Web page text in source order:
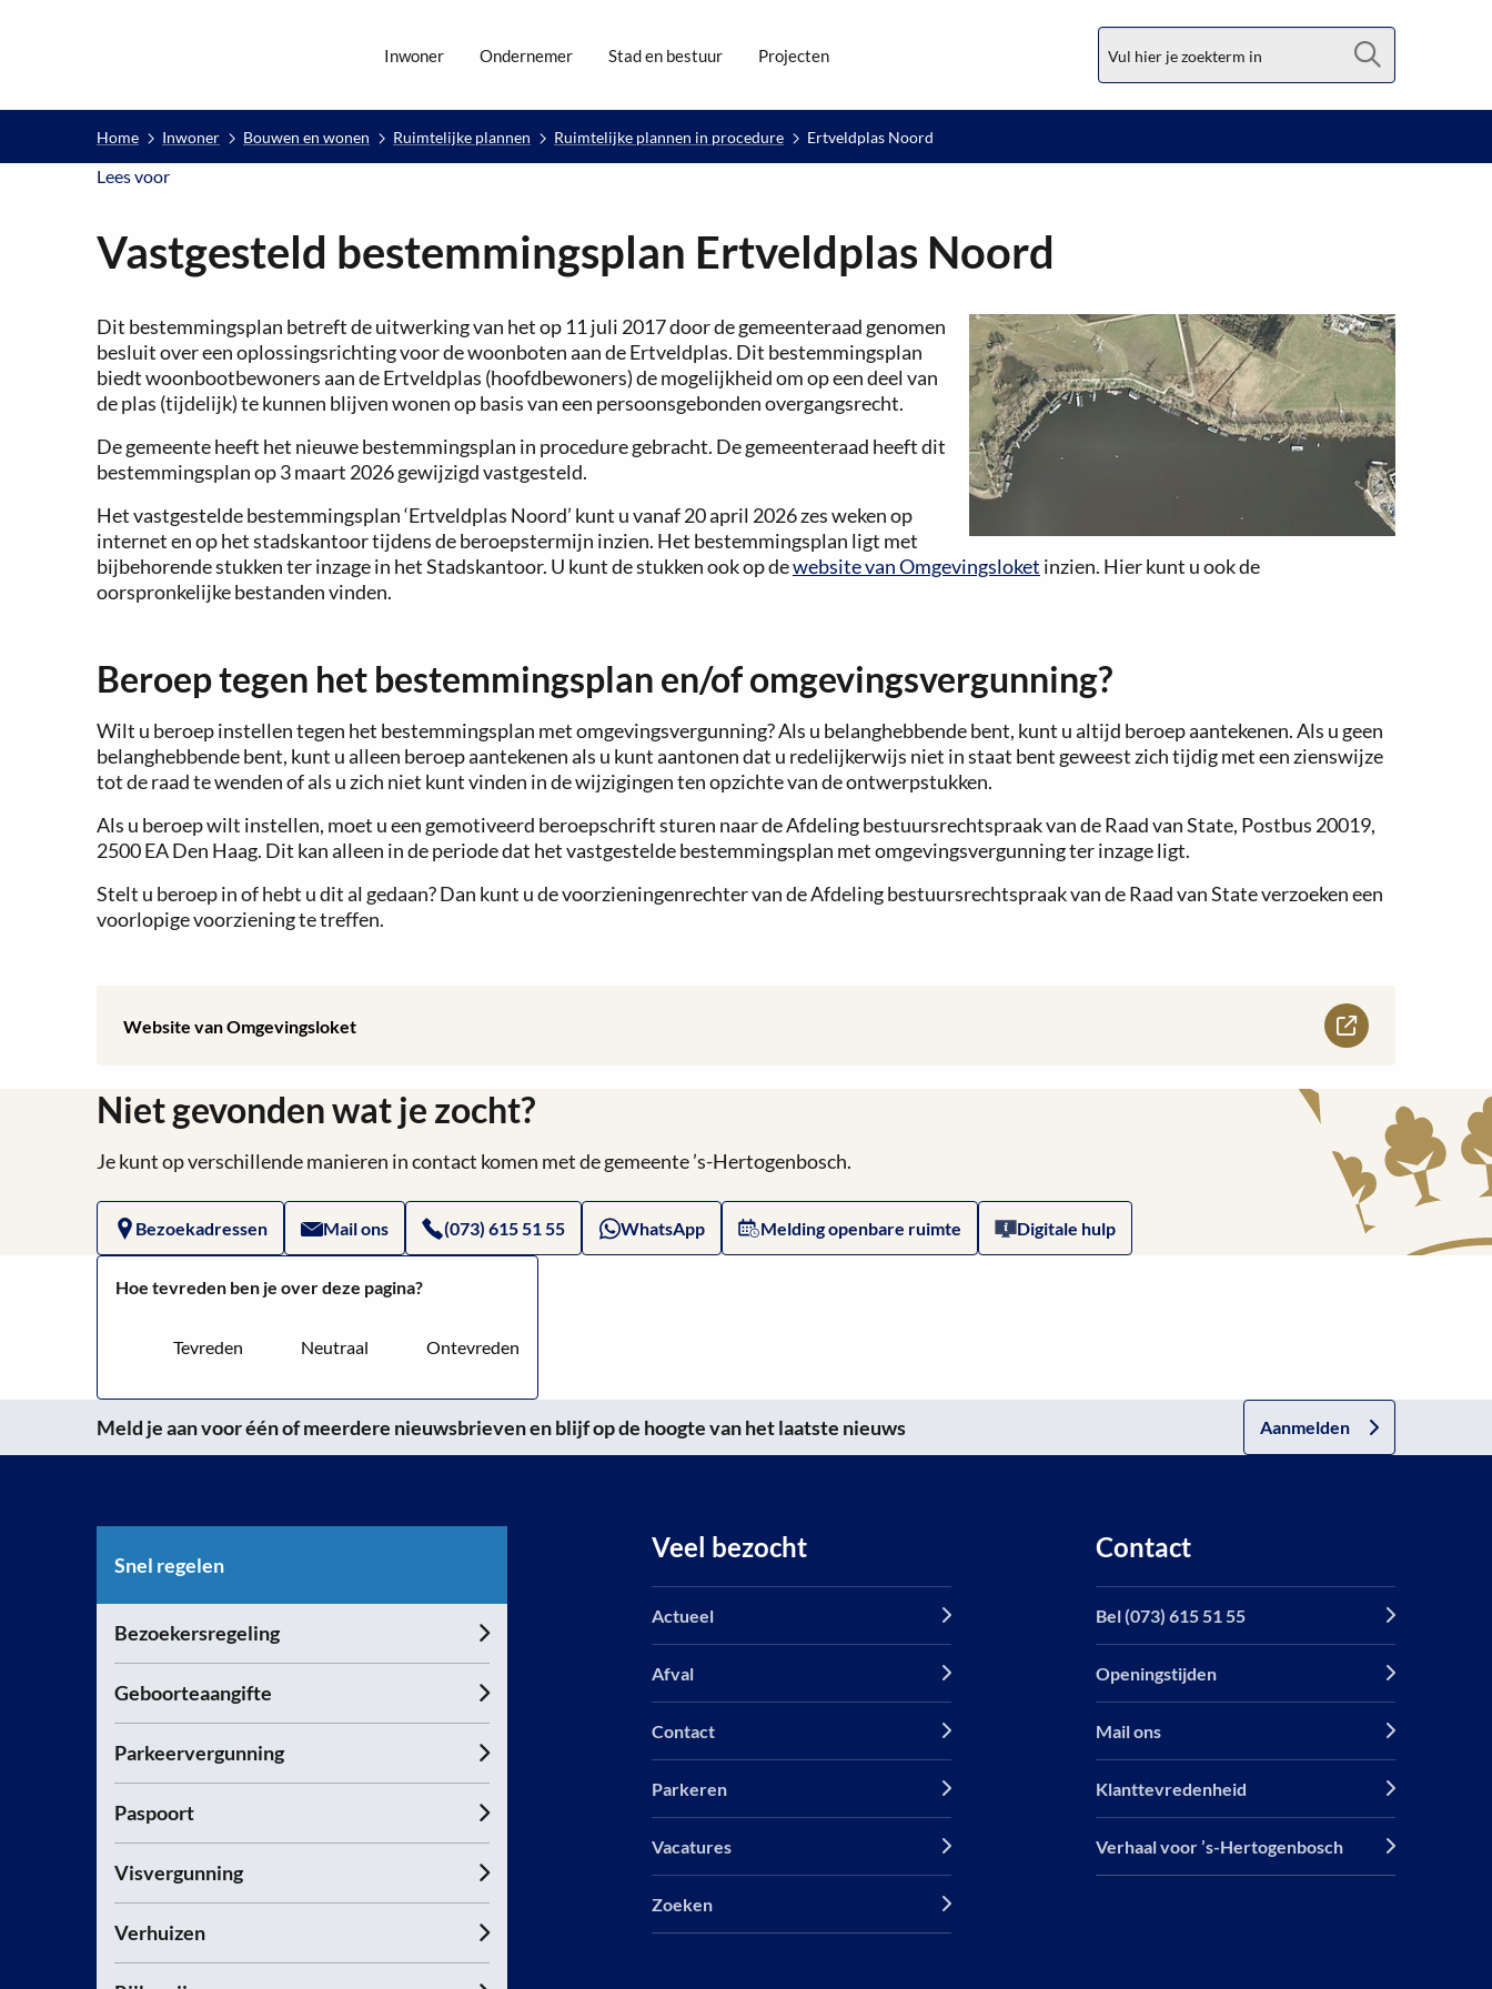
Inwoner Ondernemer Stad en bestuur Projecten
Home Inwoner Bouwen en wonen Ruimtelijke plannen Ruimtelijke plannen in procedure Ertveldplas Noord
Lees voorLees voor
Vastgesteld bestemmingsplan Ertveldplas Noord
Dit bestemmingsplan betreft de uitwerking van het op 11 juli 2017 door de gemeenteraad genomen
besluit over een oplossingsrichting voor de woonboten aan de Ertveldplas. Dit bestemmingsplan
biedt woonbootbewoners aan de Ertveldplas (hoofdbewoners) de mogelijkheid om op een deel van
de plas (tijdelijk) te kunnen blijven wonen op basis van een persoonsgebonden overgangsrecht.
De gemeente heeft het nieuwe bestemmingsplan in procedure gebracht. De gemeenteraad heeft dit
bestemmingsplan op 3 maart 2026 gewijzigd vastgesteld.
Het vastgestelde bestemmingsplan ‘Ertveldplas Noord’ kunt u vanaf 20 april 2026 zes weken op
internet en op het stadskantoor tijdens de beroepstermijn inzien. Het bestemmingsplan ligt met
bijbehorende stukken ter inzage in het Stadskantoor. U kunt de stukken ook op dewebsite van Omgevingsloket inzien. Hier kunt u ook de
oorspronkelijke bestanden vinden.
Beroep tegen het bestemmingsplan en/of omgevingsvergunning?
Wilt u beroep instellen tegen het bestemmingsplan met omgevingsvergunning? Als u belanghebbende bent, kunt u altijd beroep aantekenen. Als u geen
belanghebbende bent, kunt u alleen beroep aantekenen als u kunt aantonen dat u redelijkerwijs niet in staat bent geweest zich tijdig met een zienswijze
tot de raad te wenden of als u zich niet kunt vinden in de wijzigingen ten opzichte van de ontwerpstukken.
Als u beroep wilt instellen, moet u een gemotiveerd beroepschrift sturen naar de Afdeling bestuursrechtspraak van de Raad van State, Postbus 20019,
2500 EA Den Haag. Dit kan alleen in de periode dat het vastgestelde bestemmingsplan met omgevingsvergunning ter inzage ligt.
Stelt u beroep in of hebt u dit al gedaan? Dan kunt u de voorzieningenrechter van de Afdeling bestuursrechtspraak van de Raad van State verzoeken een
voorlopige voorziening te treffen.
Website van Omgevingsloket
Lees
over
Website
van
Omgevingsloket
Niet gevonden wat je zocht?
Je kunt op verschillende manieren in contact komen met de gemeente ’s-Hertogenbosch.
Bezoekadressen Mail ons (073) 615 51 55 WhatsApp Melding openbare ruimte Digitale hulp
Hoe tevreden ben je over deze pagina?
Tevreden Neutraal Ontevreden
Meld je aan voor één of meerdere nieuwsbrieven en blijf op de hoogte van het laatste nieuws Aanmelden
Snel regelen
Bezoekersregeling
Geboorteaangifte
Parkeervergunning
Paspoort
Visvergunning
Verhuizen
Veel bezocht
Actueel
Afval
Contact
Parkeren
Vacatures
Zoeken
Contact
Bel (073) 615 51 55
Openingstijden
Mail ons
Klanttevredenheid
Verhaal voor ’s-Hertogenbosch